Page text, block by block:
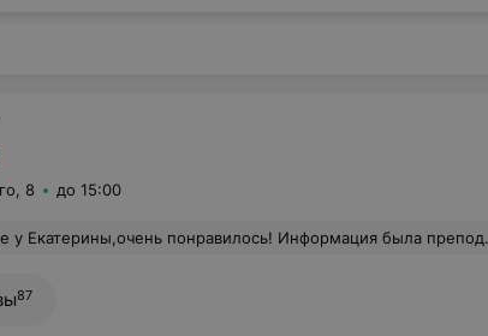
8 до 15:00
понравилось! Информация была преподнесена на понятном языке в комфортной обстановке
87